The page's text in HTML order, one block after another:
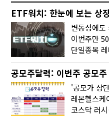
ETF워치: 한눈에 보는 상
단일종목
공모주달력: 이번주 공모
'공모가 상